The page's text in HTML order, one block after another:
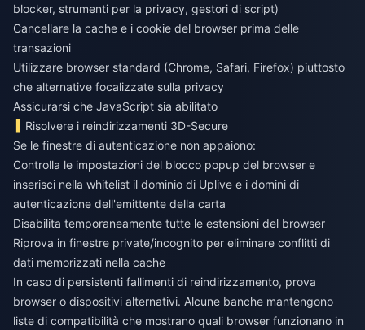
blocker, strumenti per la privacy, gestori di script)
Cancellare la cache e i cookie del browser prima delle
transazioni
Utilizzare browser standard (Chrome, Safari, Firefox) piuttosto
che alternative focalizzate sulla privacy
Assicurarsi che JavaScript sia abilitato
Risolvere i reindirizzamenti 3D-Secure
Se le finestre di autenticazione non appaiono:
Controlla le impostazioni del blocco popup del browser e
inserisci nella whitelist il dominio di Uplive e i domini di
autenticazione dell'emittente della carta
Disabilita temporaneamente tutte le estensioni del browser
Riprova in finestre private/incognito per eliminare conflitti di
dati memorizzati nella cache
In caso di persistenti fallimenti di reindirizzamento, prova
browser o dispositivi alternativi. Alcune banche mantengono
liste di compatibilità che mostrano quali browser funzionano in